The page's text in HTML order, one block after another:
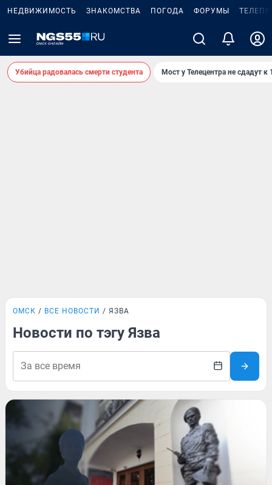
НЕДВИЖИМОСТЬ ЗНАКОМСТВА ПОГОДА ФОРУМЫ
Убийца радовалась смерти студента Мост у Телецентра не сдадут к
ОМСК ВСЕ НОВОСТИ ЯЗВА
Новости по тэгу Язва